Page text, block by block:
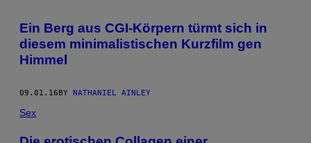
Ein Berg aus CGI-Körpern türmt sich in
diesem minimalistischen Kurzfilm gen
Himmel
09.01.16BY NATHANIEL AINLEY
Sex